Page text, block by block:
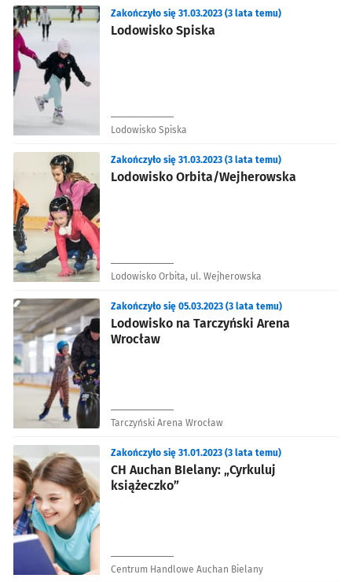
Lodowisko Spiska
Zakończyło się 31.03.2023 (3 lata temu)
Lodowisko Spiska
Lodowisko Orbita/Wejherowska
Zakończyło się 31.03.2023 (3 lata temu)
Lodowisko Orbita, ul. Wejherowska
Lodowisko na Tarczyński Arena
Wrocław
Zakończyło się 05.03.2023 (3 lata temu)
Tarczyński Arena Wrocław
CH Auchan BIelany: „Cyrkuluj
książeczko”
Zakończyło się 31.01.2023 (3 lata temu)
Centrum Handlowe Auchan Bielany